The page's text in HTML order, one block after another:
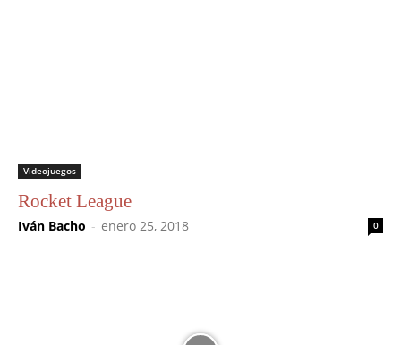
Videojuegos
Rocket League
Iván Bacho - enero 25, 2018 0